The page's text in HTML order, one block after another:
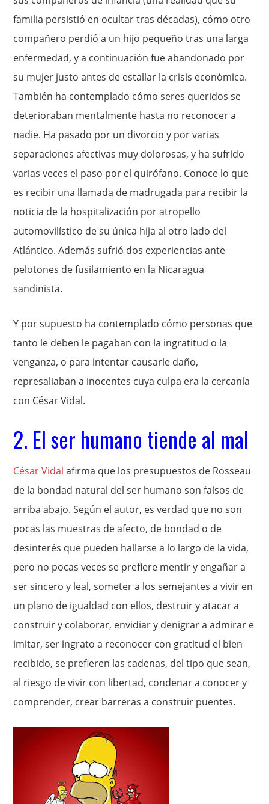
familia persistió en ocultar tras décadas), cómo otro
compañero perdió a un hijo pequeño tras una larga
enfermedad, y a continuación fue abandonado por
su mujer justo antes de estallar la crisis económica.
También ha contemplado cómo seres queridos se
deterioraban mentalmente hasta no reconocer a
nadie. Ha pasado por un divorcio y por varias
separaciones afectivas muy dolorosas, y ha sufrido
varias veces el paso por el quirófano. Conoce lo que
es recibir una llamada de madrugada para recibir la
noticia de la hospitalización por atropello
automovilístico de su única hija al otro lado del
Atlántico. Además sufrió dos experiencias ante
pelotones de fusilamiento en la Nicaragua
sandinista.
Y por supuesto ha contemplado cómo personas que
tanto le deben le pagaban con la ingratitud o la
venganza, o para intentar causarle daño,
represaliaban a inocentes cuya culpa era la cercanía
con César Vidal.
2. El ser humano tiende al mal
César Vidal afirma que los presupuestos de Rosseau
de la bondad natural del ser humano son falsos de
arriba abajo. Según el autor, es verdad que no son
pocas las muestras de afecto, de bondad o de
desinterés que pueden hallarse a lo largo de la vida,
pero no pocas veces se prefiere mentir y engañar a
ser sincero y leal, someter a los semejantes a vivir en
un plano de igualdad con ellos, destruir y atacar a
construir y colaborar, envidiar y denigrar a admirar e
imitar, ser ingrato a reconocer con gratitud el bien
recibido, se prefieren las cadenas, del tipo que sean,
al riesgo de vivir con libertad, condenar a conocer y
comprender, crear barreras a construir puentes.